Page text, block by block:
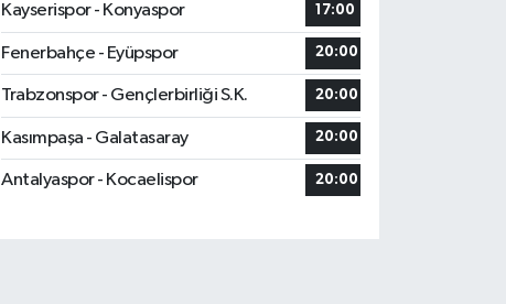
Kayserispor - Konyaspor
17:00
Fenerbahçe - Eyüpspor 20:00
Trabzonspor - Gençlerbirliği S.K. 20:00
Kasımpaşa - Galatasaray 20:00
Antalyaspor - Kocaelispor 20:00